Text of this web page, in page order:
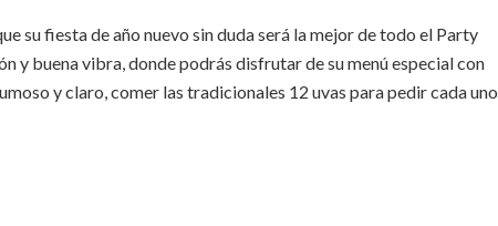
su fiesta de año nuevo sin duda será la mejor de todo el Party
y buena vibra, donde podrás disfrutar de su menú especial con
y claro, comer las tradicionales 12 uvas para pedir cada uno